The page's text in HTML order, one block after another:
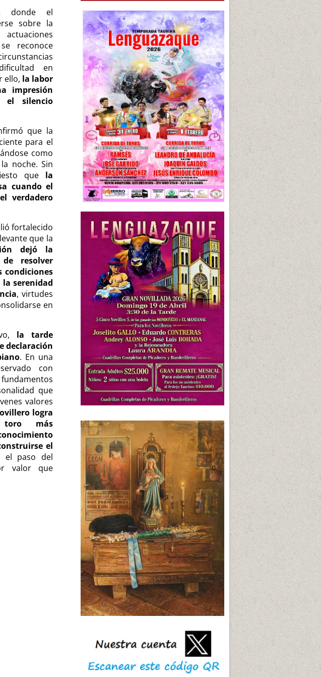
donde el
sobre la
reconoce
en
ello, la labor
impresión
silencio
que la
para el
como
noche. Sin
que la
cuando el
verdadero
fortalecido
que la
dejó la
resolver
serenidad
, virtudes
en
la tarde
declaración
. En una
con
que
valores
logra
toro más
el
el paso del
valor que